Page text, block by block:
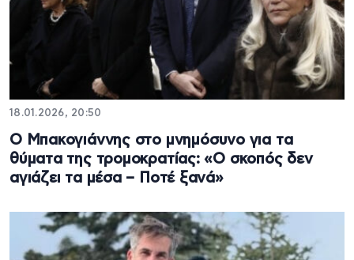
18.01.2026, 20:50
Ο Μπακογιάννης στο μνημόσυνο για τα
θύματα της τρομοκρατίας: «Ο σκοπός δεν
αγιάζει τα μέσα – Ποτέ ξανά»